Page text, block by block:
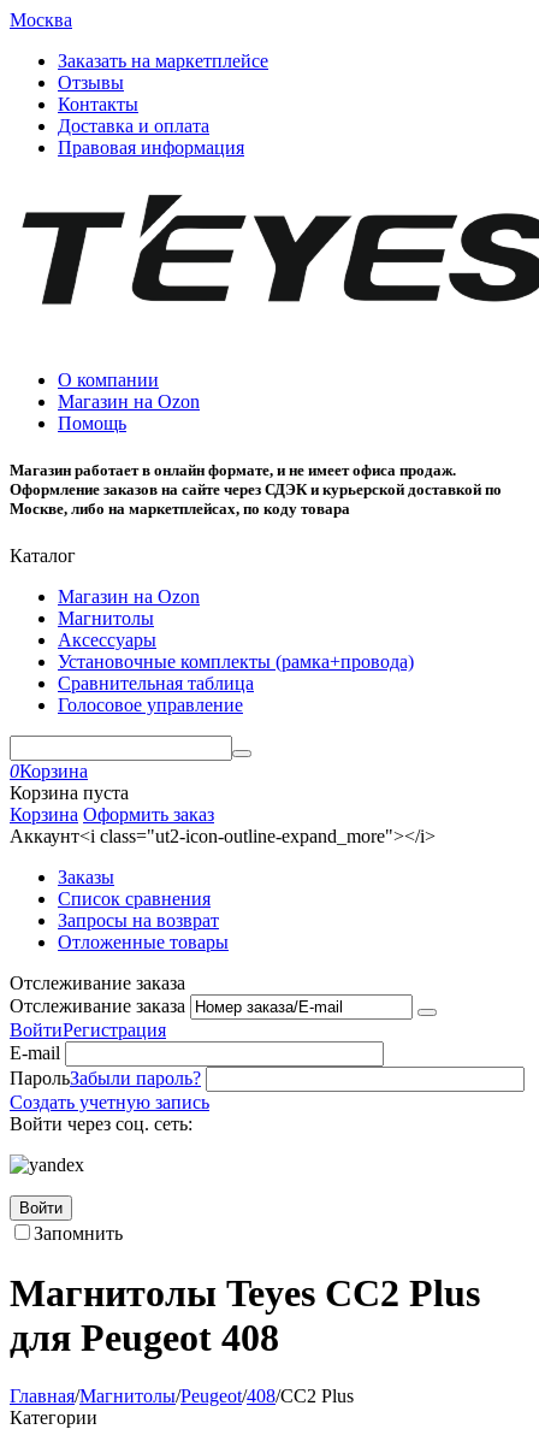
Москва
Заказать на маркетплейсе
Отзывы
Контакты
Доставка и оплата
Правовая информация
О компании
Магазин на Ozon
Помощь
Магазин работает в онлайн формате, и не имеет офиса продаж.
Оформление заказов на сайте через СДЭК и курьерской доставкой по
Москве, либо на маркетплейсах, по коду товара
Каталог
Магазин на Ozon
Магнитолы
Аксессуары
Установочные комплекты (рамка+провода)
Сравнительная таблица
Голосовое управление
0Корзина
Корзина пуста
Корзина Оформить заказ
Аккаунт<i class="ut2-icon-outline-expand_more"></i>
Заказы
Список сравнения
Запросы на возврат
Отложенные товары
Отслеживание заказа
Отслеживание заказа
ВойтиРегистрация
E-mail
ПарольЗабыли пароль?
Создать учетную запись
Войти через соц. сеть:
Войти
Запомнить
Магнитолы Teyes CC2 Plus
для Peugeot 408
Главная/Магнитолы/Peugeot/408/CC2 Plus
Категории